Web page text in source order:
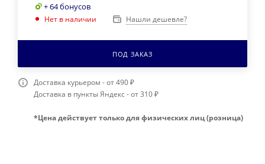
+ 64 бонусов
Нет в наличии Нашли дешевле?
ПОД ЗАКАЗ
Доставка курьером - от 490 ₽
Доставка в пункты Яндекс - от 310 ₽
*Цена действует только для физических лиц (розница)